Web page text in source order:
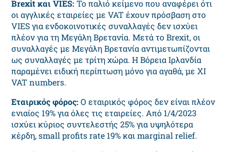
Brexit και VIES: Το παλιό κείμενο που αναφέρει ότι
οι αγγλικές εταιρείες με VAT έχουν πρόσβαση στο
VIES για ενδοκοινοτικές συναλλαγές δεν ισχύει
πλέον για τη Μεγάλη Βρετανία. Μετά το Brexit, οι
συναλλαγές με Μεγάλη Βρετανία αντιμετωπίζονται
ως συναλλαγές με τρίτη χώρα. Η Βόρεια Ιρλανδία
παραμένει ειδική περίπτωση μόνο για αγαθά, με XI
VAT numbers.
Εταιρικός φόρος: Ο εταιρικός φόρος δεν είναι πλέον
ενιαίος 19% για όλες τις εταιρείες. Από 1/4/2023
ισχύει κύριος συντελεστής 25% για υψηλότερα
κέρδη, small profits rate 19% και marginal relief.